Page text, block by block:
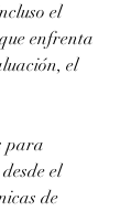
el
enfrenta
el
para
el
de